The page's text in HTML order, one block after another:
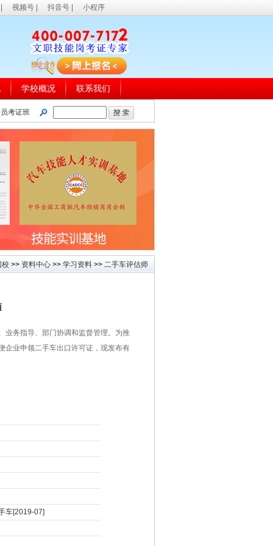
视频号| 抖音号| 小程序
学校概况 联系我们
考证班
校>> 资料中心>> 学习资料>> 二手车评估师
业务指导、部门协调和监督管理。为推
企业申领二手车出口许可证，现发布有
车[2019-07]